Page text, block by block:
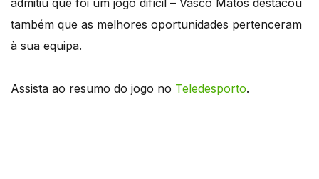
também que as melhores oportunidades pertenceram
à sua equipa.
Assista ao resumo do jogo no Teledesporto.